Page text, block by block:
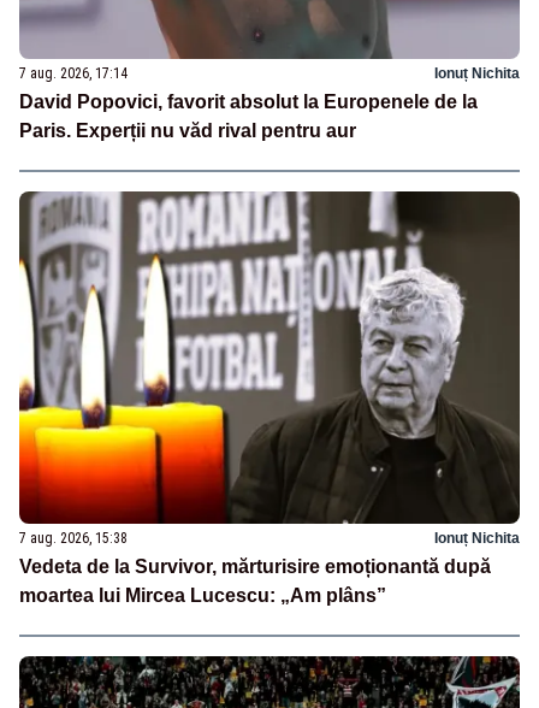
7 aug. 2026, 17:14 Ionuț Nichita
David Popovici, favorit absolut la Europenele de la
Paris. Experții nu văd rival pentru aur
7 aug. 2026, 15:38 Ionuț Nichita
Vedeta de la Survivor, mărturisire emoționantă după
moartea lui Mircea Lucescu: „Am plâns”